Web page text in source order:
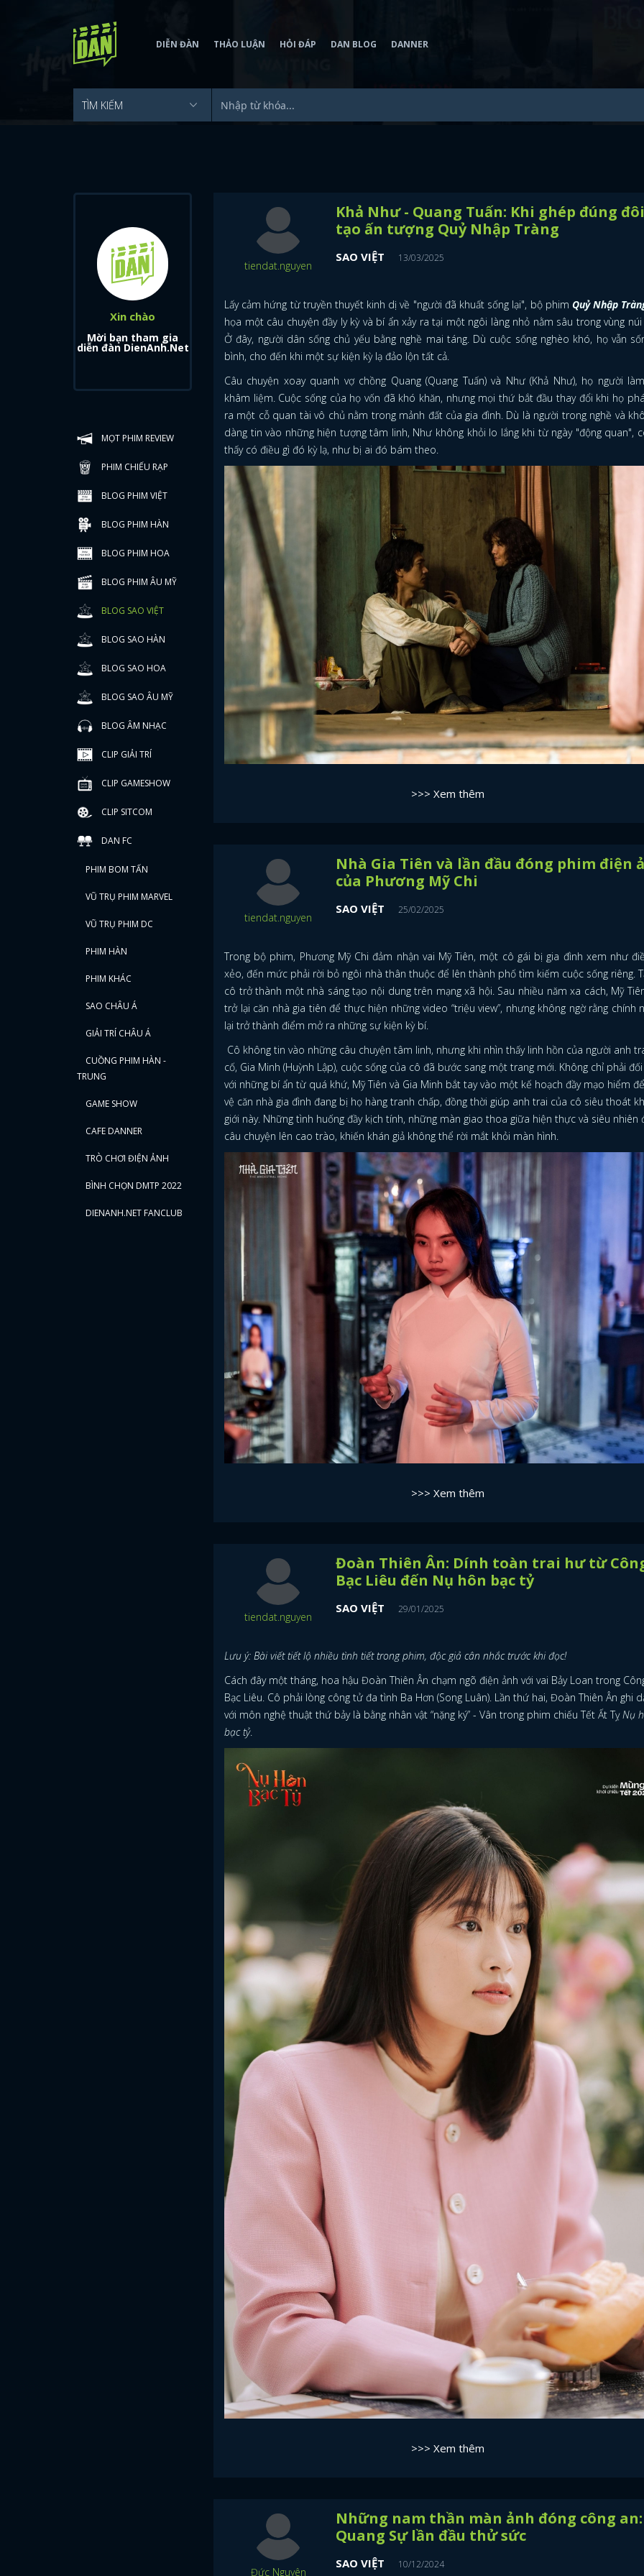
DIỄN ĐÀN THẢO LUẬN HỎI ĐÁP DAN BLOG DANNER
Xin chào
Mời bạn tham gia
diễn đàn DienAnh.Net
MỌT PHIM REVIEW
PHIM CHIẾU RẠP
BLOG PHIM VIỆT
BLOG PHIM HÀN
BLOG PHIM HOA
BLOG PHIM ÂU MỸ
BLOG SAO VIỆT
BLOG SAO HÀN
BLOG SAO HOA
BLOG SAO ÂU MỸ
BLOG ÂM NHẠC
CLIP GIẢI TRÍ
CLIP GAMESHOW
CLIP SITCOM
DAN FC
PHIM BOM TẤN
VŨ TRỤ PHIM MARVEL
VŨ TRỤ PHIM DC
PHIM HÀN
PHIM KHÁC
SAO CHÂU Á
GIẢI TRÍ CHÂU Á
CUỒNG PHIM HÀN -
TRUNG
GAME SHOW
CAFE DANNER
TRÒ CHƠI ĐIỆN ẢNH
BÌNH CHỌN DMTP 2022
DIENANH.NET FANCLUB
tiendat.nguyen
Khả Như - Quang Tuấn: Khi ghép đúng đôi
tạo ấn tượng Quỷ Nhập Tràng
SAO VIỆT 13/03/2025
Lấy cảm hứng từ truyền thuyết kinh dị về "người đã khuất sống lại", bộ phim Quỷ Nhập
họa một câu chuyện đầy ly kỳ và bí ẩn xảy ra tại một ngôi làng nhỏ nằm sâu trong vùng núi
Ở đây, người dân sống chủ yếu bằng nghề mai táng. Dù cuộc sống nghèo khó, họ vẫn
bình, cho đến khi một sự kiện kỳ lạ đảo lộn tất cả.
Câu chuyện xoay quanh vợ chồng Quang (Quang Tuấn) và Như (Khả Như), họ người
khâm liệm. Cuộc sống của họ vốn đã khó khăn, nhưng mọi thứ bắt đầu thay đổi khi họ
ra một cỗ quan tài vô chủ nằm trong mảnh đất của gia đình. Dù là người trong nghề và
dàng tin vào những hiện tượng tâm linh, Như không khỏi lo lắng khi từ ngày "động quan",
thấy có điều gì đó kỳ lạ, như bị ai đó bám theo.
>>> Xem thêm
tiendat.nguyen
Nhà Gia Tiên và lần đầu đóng phim điện
của Phương Mỹ Chi
SAO VIỆT 25/02/2025
Trong bộ phim, Phương Mỹ Chi đảm nhận vai Mỹ Tiên, một cô gái bị gia đình xem như
xẻo, đến mức phải rời bỏ ngôi nhà thân thuộc để lên thành phố tìm kiếm cuộc sống riêng.
cô trở thành một nhà sáng tạo nội dung trên mạng xã hội. Sau nhiều năm xa cách, Mỹ
trở lại căn nhà gia tiên để thực hiện những video “triệu view”, nhưng không ngờ rằng chính
lại trở thành điểm mở ra những sự kiện kỳ bí.
Cô không tin vào những câu chuyện tâm linh, nhưng khi nhìn thấy linh hồn của người anh
cố, Gia Minh (Huỳnh Lập), cuộc sống của cô đã bước sang một trang mới. Không chỉ phải
với những bí ẩn từ quá khứ, Mỹ Tiên và Gia Minh bắt tay vào một kế hoạch đầy mạo hiểm
vệ căn nhà gia đình đang bị họ hàng tranh chấp, đồng thời giúp anh trai của cô siêu thoát
giới này. Những tình huống đầy kịch tính, những màn giao thoa giữa hiện thực và siêu nhiên
câu chuyện lên cao trào, khiến khán giả không thể rời mắt khỏi màn hình.
>>> Xem thêm
tiendat.nguyen
Đoàn Thiên Ân: Dính toàn trai hư từ
Bạc Liêu đến Nụ hôn bạc tỷ
SAO VIỆT 29/01/2025
Lưu ý: Bài viết tiết lộ nhiều tình tiết trong phim, độc giả cân nhắc trước khi đọc!
Cách đây một tháng, hoa hậu Đoàn Thiên Ân chạm ngõ điện ảnh với vai Bảy Loan trong
Bạc Liêu. Cô phải lòng công tử đa tình Ba Hơn (Song Luân). Lần thứ hai, Đoàn Thiên Ân ghi
với môn nghệ thuật thứ bảy là bằng nhân vật “nặng ký” - Vân trong phim chiếu Tết Ất Tỵ Nụ
bạc tỷ.
>>> Xem thêm
Đức Nguyên
Những nam thần màn ảnh đóng công an:
Quang Sự lần đầu thử sức
SAO VIỆT 10/12/2024